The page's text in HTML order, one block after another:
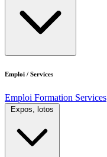
Emploi / Services
Emploi Formation Services
Expos, lotos